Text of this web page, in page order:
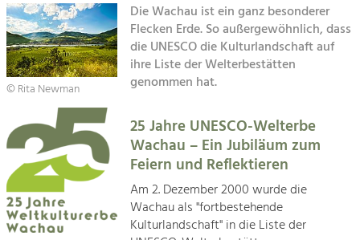
Projects
Kirchen am Fluss
Impressum
Kontakt
Agriculture & Forestry
Managing and Caring for the Cultural
Landscape.
Tourism
Offer Development and Positioning
Art & Culture
Crafts, Science and Research.
© Rita Newman
Die Wachau ist ein ganz besonderer
Flecken Erde. So außergewöhnlich, dass
die UNESCO die Kulturlandschaft auf
ihre Liste der Welterbestätten
genommen hat.
25 Jahre UNESCO-Welterbe
Wachau – Ein Jubiläum zum
Feiern und Reflektieren
Am 2. Dezember 2000 wurde die
Wachau als "fortbestehende
Kulturlandschaft" in die Liste der